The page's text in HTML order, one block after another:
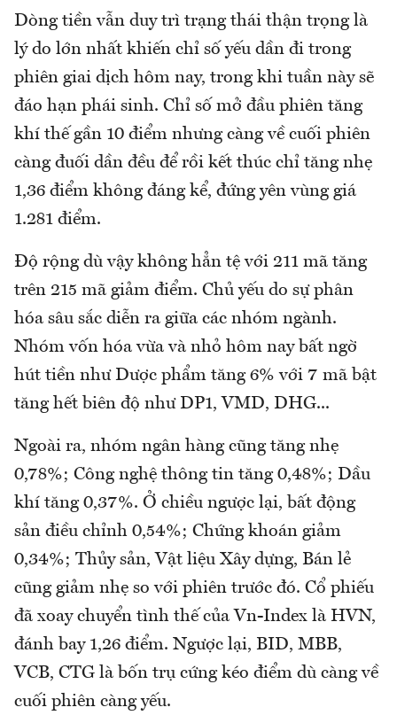
Dòng tiền vẫn duy trì trạng thái thận trọng là
lý do lớn nhất khiến chỉ số yếu dần đi trong
phiên giai dịch hôm nay, trong khi tuần này sẽ
đáo hạn phái sinh. Chỉ số mở đầu phiên tăng
khí thế gần 10 điểm nhưng càng về cuối phiên
càng đuối dần đều để rồi kết thúc chỉ tăng nhẹ
1,36 điểm không đáng kể, đứng yên vùng giá
1.281 điểm.
Độ rộng dù vậy không hẳn tệ với 211 mã tăng
trên 215 mã giảm điểm. Chủ yếu do sự phân
hóa sâu sắc diễn ra giữa các nhóm ngành.
Nhóm vốn hóa vừa và nhỏ hôm nay bất ngờ
hút tiền như Dược phẩm tăng 6% với 7 mã bật
tăng hết biên độ như DP1, VMD, DHG...
Ngoài ra, nhóm ngân hàng cũng tăng nhẹ
0,78%; Công nghệ thông tin tăng 0,48%; Dầu
khí tăng 0,37%. Ở chiều ngược lại, bất động
sản điều chỉnh 0,54%; Chứng khoán giảm
0,34%; Thủy sản, Vật liệu Xây dựng, Bán lẻ
cũng giảm nhẹ so với phiên trước đó. Cổ phiếu
đã xoay chuyển tình thế của Vn-Index là HVN,
đánh bay 1,26 điểm. Ngược lại, BID, MBB,
VCB, CTG là bốn trụ cứng kéo điểm dù càng về
cuối phiên càng yếu.